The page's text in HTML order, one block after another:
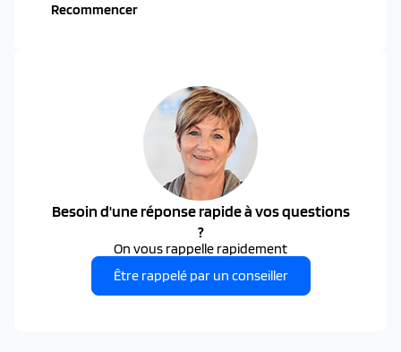
Recommencer
Besoin d'une réponse rapide à vos questions
?
On vous rappelle rapidement
Être rappelé par un conseiller